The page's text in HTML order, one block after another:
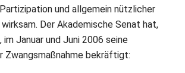
und allgemein nützlicher
Der Akademische Senat hat,
Januar und Juni 2006 seine
Zwangsmaßnahme bekräftigt: